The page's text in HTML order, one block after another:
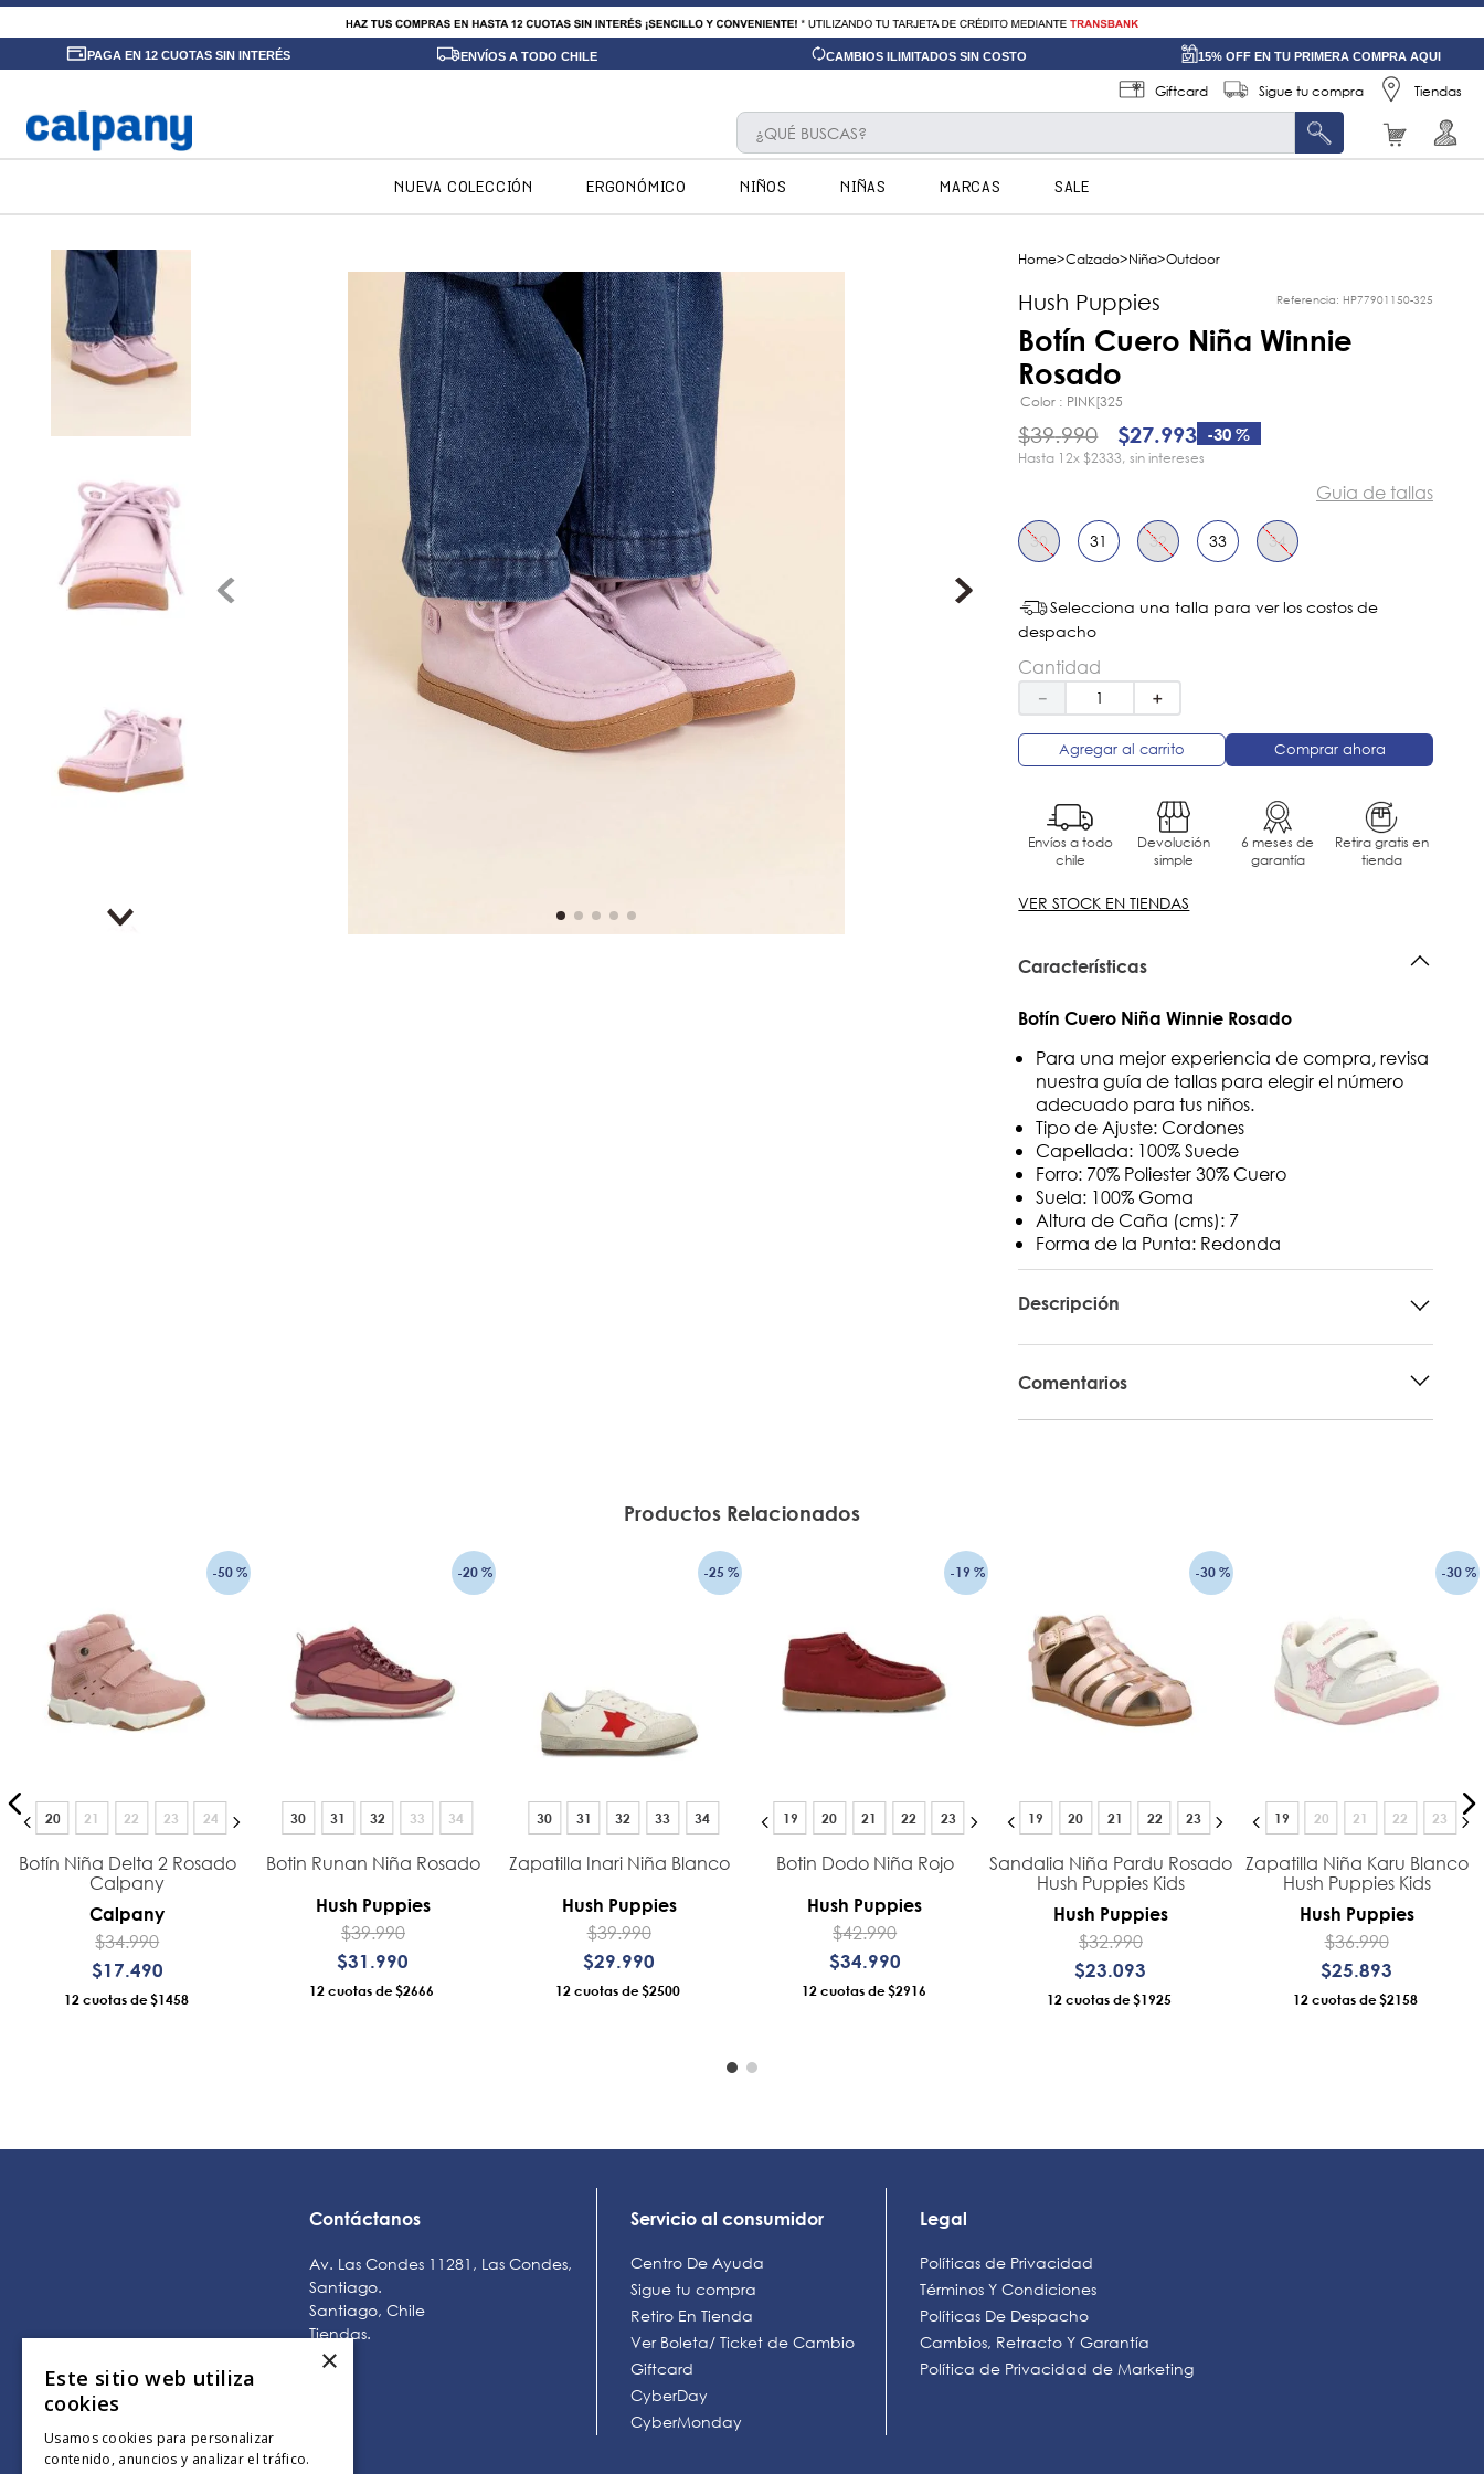
PAGA EN 12 CUOTAS SIN INTERÉS ENVÍOS A TODO CHILE CAMBIOS ILIMITADOS SIN COSTO 15% OFF EN TU PRIMERA COMPRA AQUI
Giftcard Sigue tu compra Tiendas
¿QUÉ BUSCAS?
NUEVA COLECCIÓN ERGONÓMICO NIÑOS NIÑAS MARCAS SALE
Calzado Niña Outdoor
Hush Puppies Referencia: HP77901150-325
Botín Cuero Niña Winnie
Rosado
Color PINK[325
$39.990 $27.993 -30 %
12x$2333 sin intereses
Guia de tallas
30 31 32 33 34
Selecciona una talla para ver los costos de
despacho
Cantidad
＋
－
Agregar al carrito Comprar ahora
Envíos a todo
chile
Devolución
simple
6 meses de
garantía
Retira gratis en
tienda
VER STOCK EN TIENDAS
Características
Botín Cuero Niña Winnie Rosado
Para una mejor experiencia de compra, revisa
nuestra guía de tallas para elegir el número
adecuado para tus niños.
Tipo de Ajuste: Cordones
Capellada: 100% Suede
Forro: 70% Poliester 30% Cuero
Suela: 100% Goma
Altura de Caña (cms): 7
Forma de la Punta: Redonda
Descripción
Comentarios
Productos Relacionados
-50 %
20 21 22 23 24
Botín Niña Delta 2 Rosado
Calpany
Calpany
$34.990
$17 490
12 $1458
-20 %
30 31 32 33 34
Botin Runan Niña Rosado
Hush Puppies
$39.990
$31 .990
12 $2666
-25 %
30 31 32 33 34
Zapatilla Inari Niña Blanco
Hush Puppies
$39.990
$29.990
12 $2500
-19 %
19 20 21 22 23
Botin Dodo Niña Rojo
Hush Puppies
$42.990
$34.990
12 $2916
-30 %
19 20 21 22 23
Sandalia Niña Pardu Rosado
Hush Puppies Kids
Hush Puppies
$32.990
$23 .093
12 $1925
-30 %
19 20 21 22 23
Zapatilla Niña Karu Blanco
Hush Puppies Kids
Hush Puppies
$36.990
$25 .893
12 $2158
Contáctanos
Av. Las Condes 11281, Las Condes,
Santiago.
Santiago, Chile
Tiendas.
Servicio al consumidor
Centro De Ayuda
Sigue tu compra
Retiro En Tienda
Ver Boleta/ Ticket de Cambio
Giftcard
CyberDay
CyberMonday
Legal
Políticas de Privacidad
Términos Y Condiciones
Políticas De Despacho
Cambios, Retracto Y Garantía
Política de Privacidad de Marketing
×
Este sitio web utiliza
cookies
Usamos cookies para personalizar
contenido, anuncios y analizar el tráfico.
TÉRMINOS MÁS BUSCADOS
1.
ninos
3.
hush puppies kids
4.
calpany
5.
ergonomicos
6.
zapatillas
7.
ergonomico
8.
botin niño
9.
botin niña
10. sandalias